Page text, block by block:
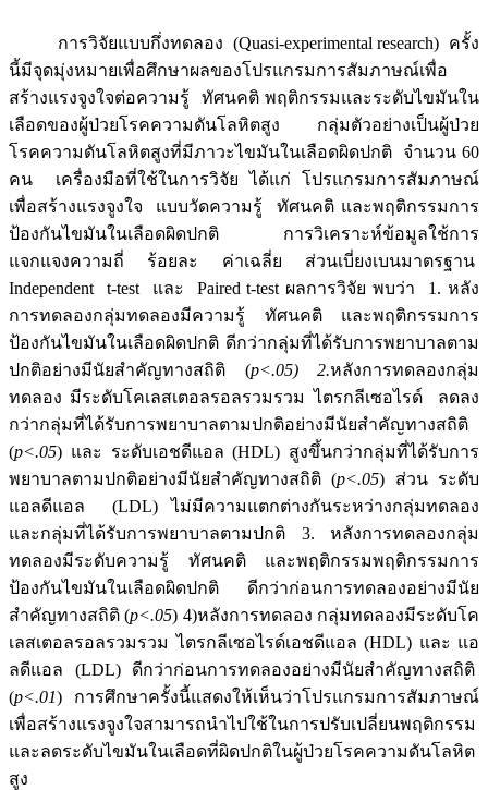
การวิจัยแบบกึ่งทดลอง (Quasi-experimental research) ครั้ง
นี้มีจุดมุ่งหมายเพื่อศึกษาผลของโปรแกรมการสัมภาษณ์เพื่อ
สร้างแรงจูงใจต่อความรู้ ทัศนคติ พฤติกรรมและระดับไขมันใน
เลือดของผู้ป่วยโรคความดันโลหิตสูง กลุ่มตัวอย่างเป็นผู้ป่วย
โรคความดันโลหิตสูงที่มีภาวะไขมันในเลือดผิดปกติ จำนวน 60
คน เครื่องมือที่ใช้ในการวิจัย ได้แก่ โปรแกรมการสัมภาษณ์
เพื่อสร้างแรงจูงใจ แบบวัดความรู้ ทัศนคติ และพฤติกรรมการ
ป้องกันไขมันในเลือดผิดปกติ การวิเคราะห์ข้อมูลใช้การ
แจกแจงความถี่ ร้อยละ ค่าเฉลี่ย ส่วนเบี่ยงเบนมาตรฐาน
Independent t-test และ Paired t-test ผลการวิจัย พบว่า 1. หลัง
การทดลองกลุ่มทดลองมีความรู้ ทัศนคติ และพฤติกรรมการ
ป้องกันไขมันในเลือดผิดปกติ ดีกว่ากลุ่มที่ได้รับการพยาบาลตาม
ปกติอย่างมีนัยสำคัญทางสถิติ (p<.05) 2.หลังการทดลองกลุ่ม
ทดลอง มีระดับโคเลสเตอลรอลรวมรวม ไตรกลีเซอไรด์ ลดลง
กว่ากลุ่มที่ได้รับการพยาบาลตามปกติอย่างมีนัยสำคัญทางสถิติ
(p<.05) และ ระดับเอชดีแอล (HDL) สูงขึ้นกว่ากลุ่มที่ได้รับการ
พยาบาลตามปกติอย่างมีนัยสำคัญทางสถิติ (p<.05) ส่วน ระดับ
แอลดีแอล (LDL) ไม่มีความแตกต่างกันระหว่างกลุ่มทดลอง
และกลุ่มที่ได้รับการพยาบาลตามปกติ 3. หลังการทดลองกลุ่ม
ทดลองมีระดับความรู้ ทัศนคติ และพฤติกรรมพฤติกรรมการ
ป้องกันไขมันในเลือดผิดปกติ ดีกว่าก่อนการทดลองอย่างมีนัย
สำคัญทางสถิติ (p<.05) 4)หลังการทดลอง กลุ่มทดลองมีระดับโค
เลสเตอลรอลรวมรวม ไตรกลีเซอไรด์เอชดีแอล (HDL) และ แอ
ลดีแอล (LDL) ดีกว่าก่อนการทดลองอย่างมีนัยสำคัญทางสถิติ
(p<.01) การศึกษาครั้งนี้แสดงให้เห็นว่าโปรแกรมการสัมภาษณ์
เพื่อสร้างแรงจูงใจสามารถนำไปใช้ในการปรับเปลี่ยนพฤติกรรม
และลดระดับไขมันในเลือดที่ผิดปกติในผู้ป่วยโรคความดันโลหิต
สูง